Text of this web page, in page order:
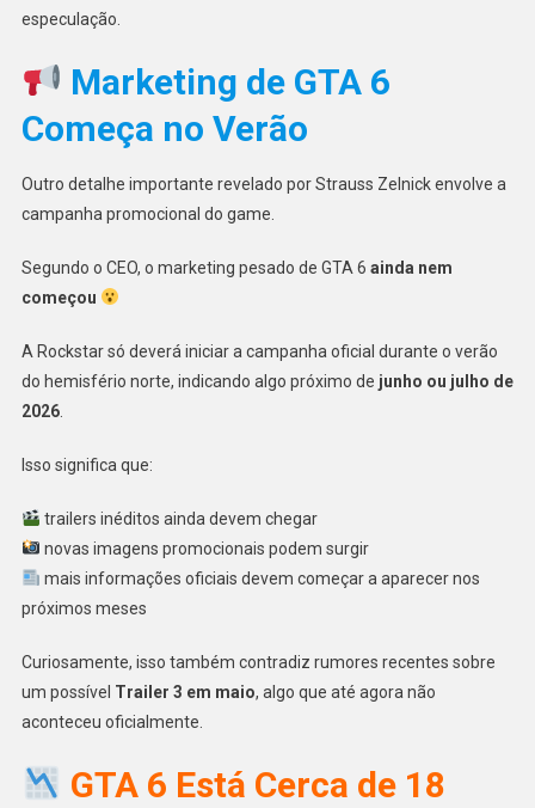
especulação.
Marketing de GTA 6
Começa no Verão
Outro detalhe importante revelado por Strauss Zelnick envolve a
campanha promocional do game.
Segundo o CEO, o marketing pesado de GTA 6 ainda nem
começou
A Rockstar só deverá iniciar a campanha oficial durante o verão
do hemisfério norte, indicando algo próximo de junho ou julho de
2026.
Isso significa que:
trailers inéditos ainda devem chegar
novas imagens promocionais podem surgir
mais informações oficiais devem começar a aparecer nos
próximos meses
Curiosamente, isso também contradiz rumores recentes sobre
um possível Trailer 3 em maio, algo que até agora não
aconteceu oficialmente.
GTA 6 Está Cerca de 18